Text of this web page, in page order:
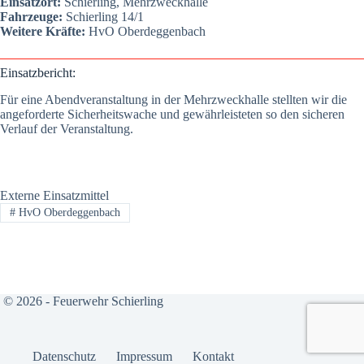
Fahr­zeu­ge: Schier­ling 14/1
Wei­te­re Kräf­te: HvO Oberdeg­gen­bach
Ein­satz­be­richt:
Für eine Abend­ver­an­stal­tung in der Mehr­zweck­hal­le stell­ten wir die
ange­for­der­te Sicher­heits­wa­che und gewähr­leis­te­ten so den siche­ren
Ver­lauf der Ver­an­stal­tung.
Externe Einsatzmittel
#HvO Oberdeggenbach
© 2026 - Feuerwehr Schierling
Daten­schutz Impres­sum Kon­takt